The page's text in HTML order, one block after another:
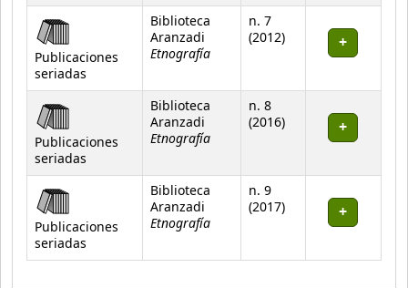
Publicaciones
seriadas
Biblioteca
Aranzadi
Etnografía
n. 7
(2012)
Publicaciones
seriadas
Biblioteca
Aranzadi
Etnografía
n. 8
(2016)
Publicaciones
seriadas
Biblioteca
Aranzadi
Etnografía
n. 9
(2017)